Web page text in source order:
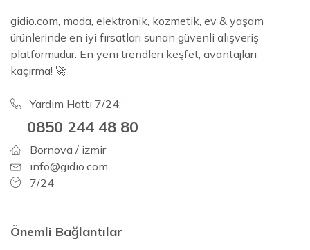
gidio.com, moda, elektronik, kozmetik, ev & yaşam
ürünlerinde en iyi fırsatları sunan güvenli alışveriş
platformudur. En yeni trendleri keşfet, avantajları
kaçırma! 🚀
Yardım Hattı 7/24:
0850 244 48 80
Bornova / izmir
info@gidio.com
7/24
Önemli Bağlantılar